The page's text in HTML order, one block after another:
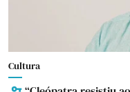
Cultura